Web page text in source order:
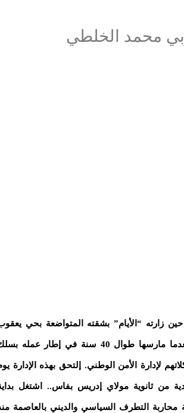
محمد الخلطي
زارته “الأيام” بشقته المتواضعة بحي
المنصور بالرباط.. تردد كثيرا قبل أن يقبل بالدخول في لعبة السين والجيم بعدما مارسها طوال 40 سنة في إطار عمله
لإدارة الأمن الوطني. إلتحق بهذه الإدارة
الإعدادية من ثانوية مولاي إدريس بفاس.. اشتغل
محاربة التطرف السياسي والديني بالعاصمة